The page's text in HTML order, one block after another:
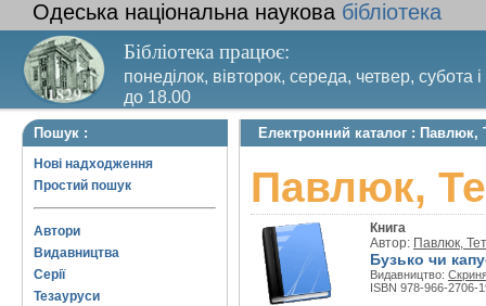
Одеська національна наукова бібліотека
Бібліотека працює:
понеділок, вівторок, середа, четвер, субота
до 18.00
Вихідний день – п’ятниця. Останній четвер
Пошук :
Нові надходження
Простий пошук
Автори
Видавництва
Серії
Тезауруси
Електронний каталог : Павлюк,
Павлюк,
Книга
Автор: Павлюк,
Бузько чи
Видавництво:
ISBN 978-966-2706-